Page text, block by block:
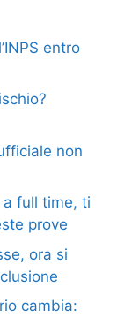
entro
non
full time, ti
prove
ora si
cambia: